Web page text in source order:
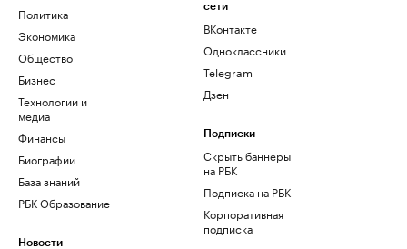
Политика
Экономика
Общество
Бизнес
Технологии и
медиа
Финансы
Биографии
База знаний
РБК Образование
Новости
сети
ВКонтакте
Одноклассники
Telegram
Дзен
Подписки
Скрыть баннеры
на РБК
Подписка на РБК
Корпоративная
подписка